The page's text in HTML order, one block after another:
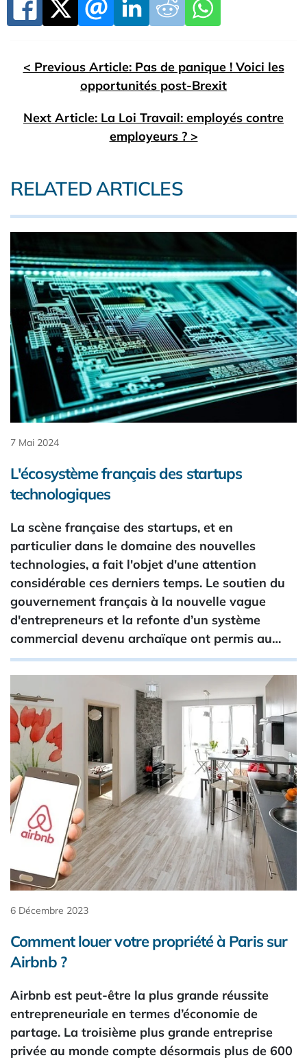
< Previous Article: Pas de panique ! Voici les
opportunités post-Brexit
Next Article: La Loi Travail: employés contre
employeurs ? >
RELATED ARTICLES
7 Mai 2024
L'écosystème français des startups
technologiques
La scène française des startups, et en
particulier dans le domaine des nouvelles
technologies, a fait l'objet d'une attention
considérable ces derniers temps. Le soutien du
gouvernement français à la nouvelle vague
d'entrepreneurs et la refonte d’un système
commercial devenu archaïque ont permis au…
6 Décembre 2023
Comment louer votre propriété à Paris sur
Airbnb ?
Airbnb est peut-être la plus grande réussite
entrepreneuriale en termes d’économie de
partage. La troisième plus grande entreprise
privée au monde compte désormais plus de 600